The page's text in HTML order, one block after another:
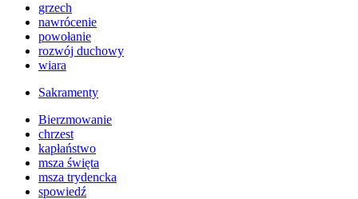
grzech
nawrócenie
powołanie
rozwój duchowy
wiara
Sakramenty
Bierzmowanie
chrzest
kapłaństwo
msza święta
msza trydencka
spowiedź